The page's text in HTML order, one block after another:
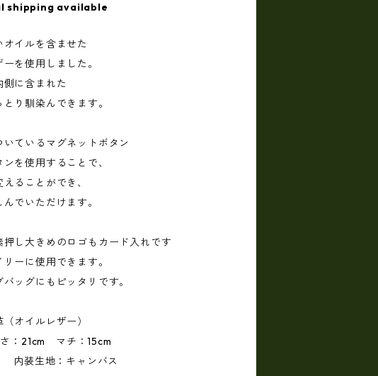
shipping available
オイルを含ませた
を使用しました。
に含まれた
り馴染んできます。
いているマグネットボタン
を使用することで、
ることができ、
でいただけます。
し大きめのロゴもカード入れです
ーに使用できます。
ッグにもピッタリです。
オイルレザー）
：21cm マチ：15cm
装生地：キャンバス